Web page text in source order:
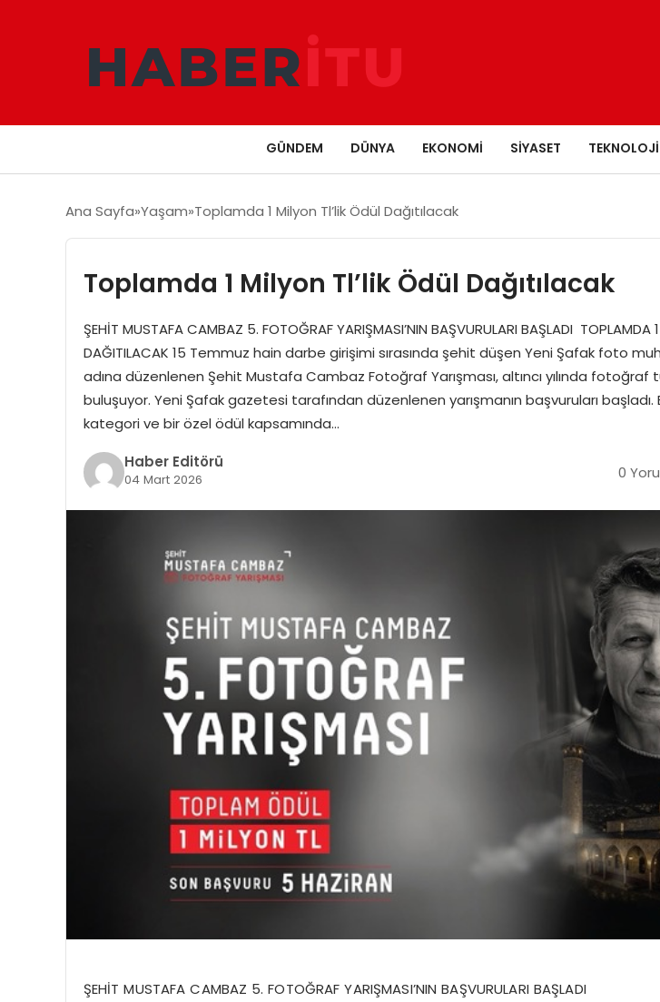
GÜNDEM DÜNYA EKONOMI SIYASET TEKNOLOJI
Ana Sayfa Yaşam Toplamda 1 Milyon Tl’lik Ödül Dağıtılacak
Toplamda 1 Milyon Tl’lik Ödül Dağıtılacak
ŞEHİT MUSTAFA CAMBAZ 5. FOTOĞRAF YARIŞMASI’NIN BAŞVURULARI BAŞLADI TOPLAMDA 1
DAĞITILACAK 15 Temmuz hain darbe girişimi sırasında şehit düşen Yeni Şafak foto
adına düzenlenen Şehit Mustafa Cambaz Fotoğraf Yarışması, altıncı yılında fotoğraf
buluşuyor. Yeni Şafak gazetesi tarafından düzenlenen yarışmanın başvuruları başladı.
kategori ve bir özel ödül kapsamında…
Haber Editörü
04 Mart 2026 0
ŞEHİT MUSTAFA CAMBAZ 5. FOTOĞRAF YARIŞMASI’NIN BAŞVURULARI BAŞLADI